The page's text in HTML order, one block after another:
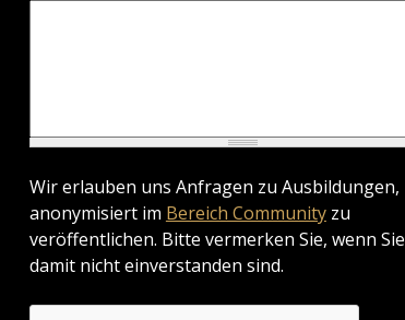
Wir erlauben uns Anfragen zu Ausbildungen,
anonymisiert im Bereich Communityzu
veröffentlichen. Bitte vermerken Sie, wenn Sie
damit nicht einverstanden sind.